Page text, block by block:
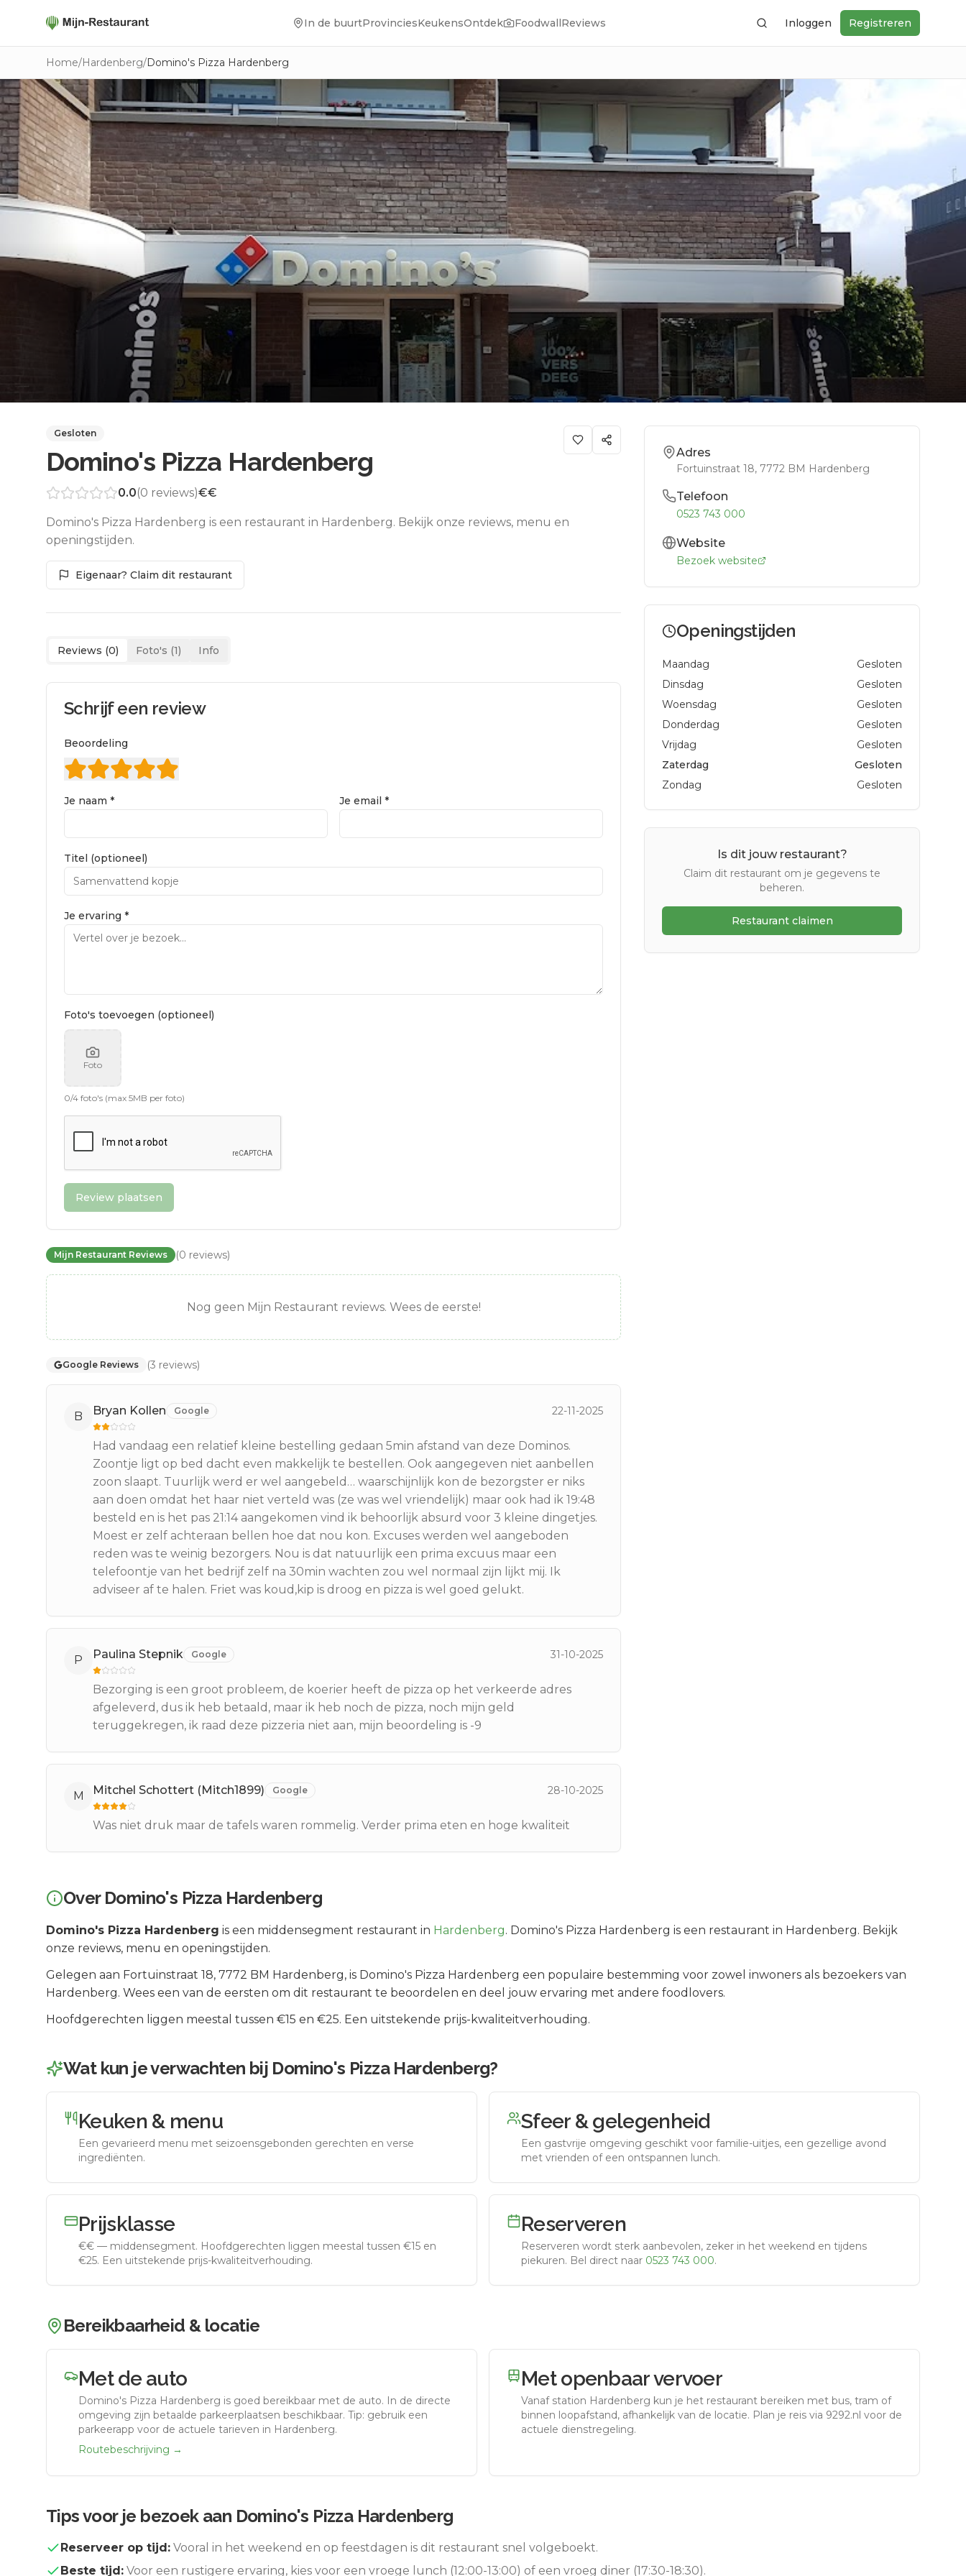
In de buurtProvinciesKeukensOntdek FoodwallReviews ZoekenInloggen Registreren
Home/Hardenberg/Domino's Pizza Hardenberg
Gesloten
Domino's Pizza Hardenberg
0.0(0 reviews)€€
Domino's Pizza Hardenberg is een restaurant in Hardenberg. Bekijk onze reviews, menu en
openingstijden.
Eigenaar? Claim dit restaurant
Reviews (0) Foto's (1) Info
Schrijf een review
Beoordeling
Je naam * Je email *
Titel (optioneel)
Je ervaring *
Foto's toevoegen (optioneel)
Foto
0/4 foto's (max 5MB per foto)
Review plaatsen
Mijn Restaurant Reviews (0 reviews)
Nog geen Mijn Restaurant reviews. Wees de eerste!
Google Reviews (3 reviews)
B Bryan Kollen Google 22-11-2025
Had vandaag een relatief kleine bestelling gedaan 5min afstand van deze Dominos.
Zoontje ligt op bed dacht even makkelijk te bestellen. Ook aangegeven niet aanbellen
zoon slaapt. Tuurlijk werd er wel aangebeld… waarschijnlijk kon de bezorgster er niks
aan doen omdat het haar niet verteld was (ze was wel vriendelijk) maar ook had ik 19:48
besteld en is het pas 21:14 aangekomen vind ik behoorlijk absurd voor 3 kleine dingetjes.
Moest er zelf achteraan bellen hoe dat nou kon. Excuses werden wel aangeboden
reden was te weinig bezorgers. Nou is dat natuurlijk een prima excuus maar een
telefoontje van het bedrijf zelf na 30min wachten zou wel normaal zijn lijkt mij. Ik
adviseer af te halen. Friet was koud,kip is droog en pizza is wel goed gelukt.
P Paulina Stepnik Google 31-10-2025
Bezorging is een groot probleem, de koerier heeft de pizza op het verkeerde adres
afgeleverd, dus ik heb betaald, maar ik heb noch de pizza, noch mijn geld
teruggekregen, ik raad deze pizzeria niet aan, mijn beoordeling is -9
M Mitchel Schottert (Mitch1899) Google 28-10-2025
Was niet druk maar de tafels waren rommelig. Verder prima eten en hoge kwaliteit
Adres
Fortuinstraat 18, 7772 BM Hardenberg
Telefoon
0523 743 000
Website
Bezoek website
Openingstijden
Maandag
Gesloten
Dinsdag
Gesloten
Woensdag
Gesloten
Donderdag
Gesloten
Vrijdag
Gesloten
Zaterdag
Gesloten
Zondag
Gesloten
Is dit jouw restaurant?
Claim dit restaurant om je gegevens te
beheren.
Restaurant claimen
Over Domino's Pizza Hardenberg
Domino's Pizza Hardenberg is een middensegment restaurant in Hardenberg. Domino's Pizza Hardenberg is een restaurant in Hardenberg. Bekijk
onze reviews, menu en openingstijden.
Gelegen aan Fortuinstraat 18, 7772 BM Hardenberg, is Domino's Pizza Hardenberg een populaire bestemming voor zowel inwoners als bezoekers van
Hardenberg. Wees een van de eersten om dit restaurant te beoordelen en deel jouw ervaring met andere foodlovers.
Hoofdgerechten liggen meestal tussen €15 en €25. Een uitstekende prijs-kwaliteitverhouding.
Wat kun je verwachten bij Domino's Pizza Hardenberg?
Keuken & menu
Een gevarieerd menu met seizoensgebonden gerechten en verse
ingrediënten.
Sfeer & gelegenheid
Een gastvrije omgeving geschikt voor familie-uitjes, een gezellige avond
met vrienden of een ontspannen lunch.
Prijsklasse
€€ — middensegment. Hoofdgerechten liggen meestal tussen €15 en
€25. Een uitstekende prijs-kwaliteitverhouding.
Reserveren
Reserveren wordt sterk aanbevolen, zeker in het weekend en tijdens
piekuren. Bel direct naar 0523 743 000.
Bereikbaarheid & locatie
Met de auto
Domino's Pizza Hardenberg is goed bereikbaar met de auto. In de directe
omgeving zijn betaalde parkeerplaatsen beschikbaar. Tip: gebruik een
parkeerapp voor de actuele tarieven in Hardenberg.
Routebeschrijving →
Met openbaar vervoer
Vanaf station Hardenberg kun je het restaurant bereiken met bus, tram of
binnen loopafstand, afhankelijk van de locatie. Plan je reis via 9292.nl voor de
actuele dienstregeling.
Tips voor je bezoek aan Domino's Pizza Hardenberg
Reserveer op tijd: Vooral in het weekend en op feestdagen is dit restaurant snel volgeboekt.
Beste tijd: Voor een rustigere ervaring, kies voor een vroege lunch (12:00-13:00) of een vroeg diner (17:30-18:30).